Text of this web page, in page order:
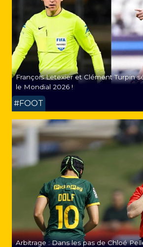
François Letexier et Clément Turpin
le Mondial 2026 !
#FOOT
Arbitrage : Dans les pas de Chloé